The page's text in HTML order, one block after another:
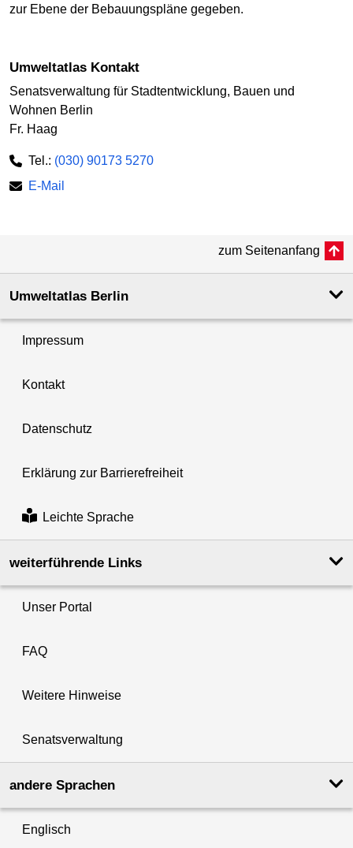
zur Ebene der Bebauungspläne gegeben.
Umweltatlas Kontakt
Senatsverwaltung für Stadtentwicklung, Bauen und
Wohnen Berlin
Fr. Haag
Tel.: (030) 90173 5270
E-Mail
zum Seitenanfang
Umweltatlas Berlin
Impressum
Kontakt
Datenschutz
Erklärung zur Barrierefreiheit
Leichte Sprache
weiterführende Links
Unser Portal
FAQ
Weitere Hinweise
Senatsverwaltung
andere Sprachen
Englisch